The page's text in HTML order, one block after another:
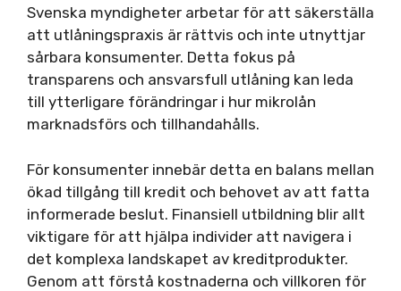
Svenska myndigheter arbetar för att säkerställa
att utlåningspraxis är rättvis och inte utnyttjar
sårbara konsumenter. Detta fokus på
transparens och ansvarsfull utlåning kan leda
till ytterligare förändringar i hur mikrolån
marknadsförs och tillhandahålls.
För konsumenter innebär detta en balans mellan
ökad tillgång till kredit och behovet av att fatta
informerade beslut. Finansiell utbildning blir allt
viktigare för att hjälpa individer att navigera i
det komplexa landskapet av kreditprodukter.
Genom att förstå kostnaderna och villkoren för